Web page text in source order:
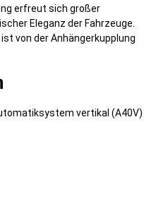
erfreut sich großer
Eleganz der Fahrzeuge.
von der Anhängerkupplung
vertikal (A40V)